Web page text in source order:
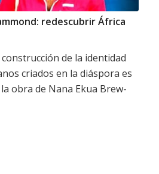
redescubrir África
de la identidad
criados en la diáspora es
obra de Nana Ekua Brew-